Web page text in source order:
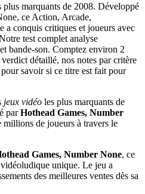
marquants de 2008. Développé
ce Action, Arcade,
a conquis critiques et joueurs avec
test complet analyse
bande-son. Comptez environ 2
détaillé, nos notes par critère
savoir si ce titre est fait pour
jeux vidéo les plus marquants de
parHothead Games, Number
de joueurs à travers le
Games, Number None, ce
unique. Le jeu a
des meilleures ventes dès sa